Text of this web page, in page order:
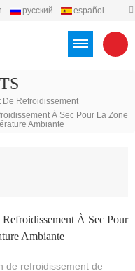
русский
español
De Refroidissement
À Sec Pour La Zone
Ambiante
À Sec Pour
Ambiante
de refroidissement de